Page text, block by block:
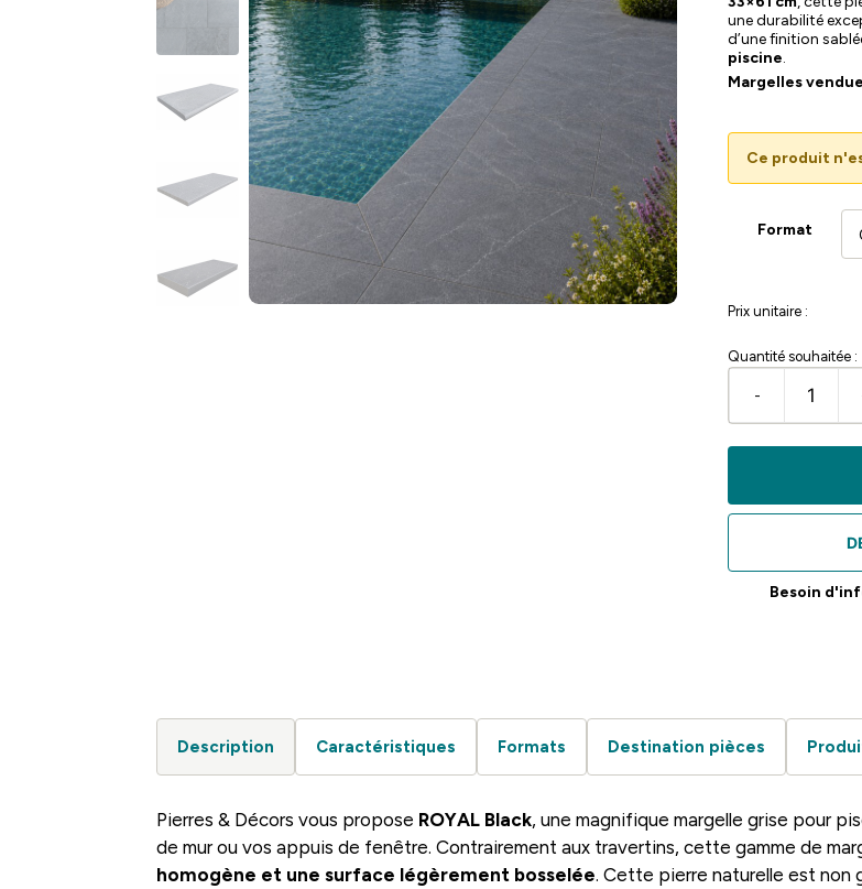
une durabilité
d’une finition
piscine.
Margelles
Ce produit
Format
Prix unitaire :
Quantité souhaitée :
-
de
ROYAL
-
Margelles
Besoin
Description Caractéristiques Formats Destination pièces
Pierres & Décors vous propose ROYAL Black, une magnifique margelle grise pour
de mur ou vos appuis de fenêtre. Contrairement aux travertins, cette gamme de
homogène et une surface légèrement bosselée. Cette pierre naturelle est non